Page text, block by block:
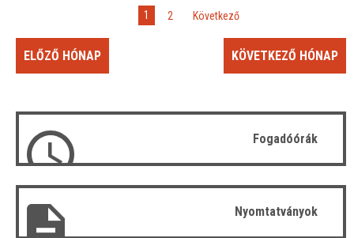
1 2 Következő
ELŐZŐ HÓNAP KÖVETKEZŐ HÓNAP
Fogadóórák
Nyomtatványok